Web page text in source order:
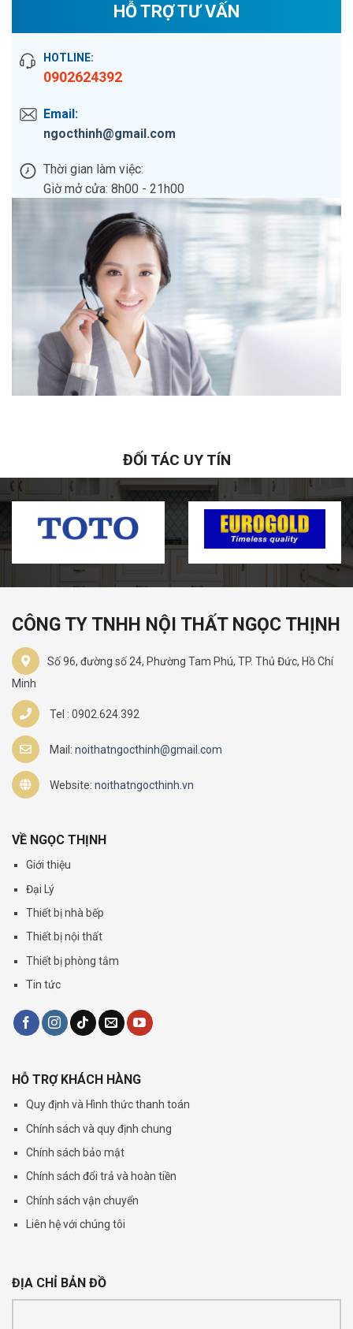
HỖ TRỢ TƯ VẤN
HOTLINE:
0902624392
Email:
ngocthinh@gmail.com
Thời gian làm việc:
Giờ mở cửa: 8h00 - 21h00
ĐỐI TÁC UY TÍN
CÔNG TY TNHH NỘI THẤT NGỌC THỊNH
Số 96, đường số 24, Phường Tam Phú, TP. Thủ Đức, Hồ Chí
Minh
Tel : 0902.624.392
Mail: noithatngocthinh@gmail.com
Website: noithatngocthinh.vn
VỀ NGỌC THỊNH
Giới thiệu
Đại Lý
Thiết bị nhà bếp
Thiết bị nội thất
Thiết bị phòng tắm
Tin tức
HỖ TRỢ KHÁCH HÀNG
Quy định và Hình thức thanh toán
Chính sách và quy định chung
Chính sách bảo mật
Chính sách đổi trả và hoàn tiền
Chính sách vận chuyển
Liên hệ với chúng tôi
ĐỊA CHỈ BẢN ĐỒ